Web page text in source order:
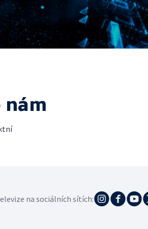
nám
na sociálních sítích: